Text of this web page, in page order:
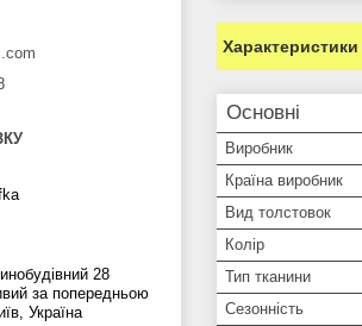
Характеристики
Основні
Виробник
Країна виробник
Вид толстовок
Колір
Тип тканини
Сезонність
28
за попередньою
Україна